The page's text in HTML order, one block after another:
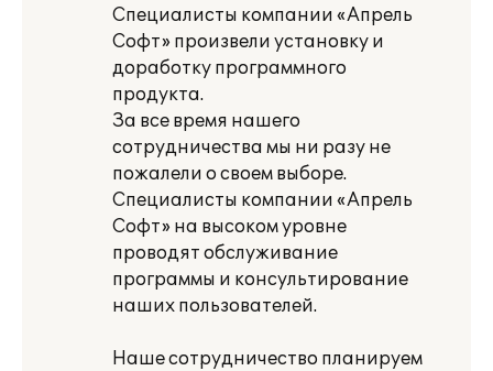
Специалисты компании «Апрель
Софт» произвели установку и
доработку программного
продукта.
За все время нашего
сотрудничества мы ни разу не
пожалели о своем выборе.
Специалисты компании «Апрель
Софт» на высоком уровне
проводят обслуживание
программы и консультирование
наших пользователей.
Наше сотрудничество планируем